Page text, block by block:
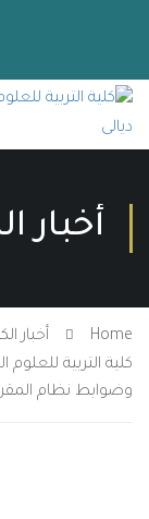
أخبار
أخبار الكلية
التربية للعلوم
نظام المقررات